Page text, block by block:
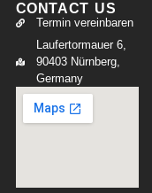
CONTACT US
Termin vereinbaren
Laufertormauer 6,
90403 Nürnberg,
Germany